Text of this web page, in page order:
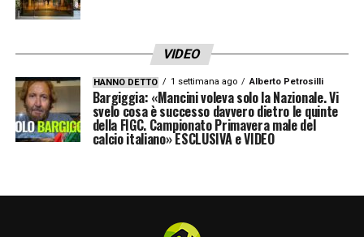
VIDEO
HANNO DETTO 1 settimana ago Alberto Petrosilli
Bargiggia: «Mancini voleva solo la Nazionale. Vi
svelo cosa è successo davvero dietro le quinte
della FIGC. Campionato Primavera male del
calcio italiano» ESCLUSIVA e VIDEO